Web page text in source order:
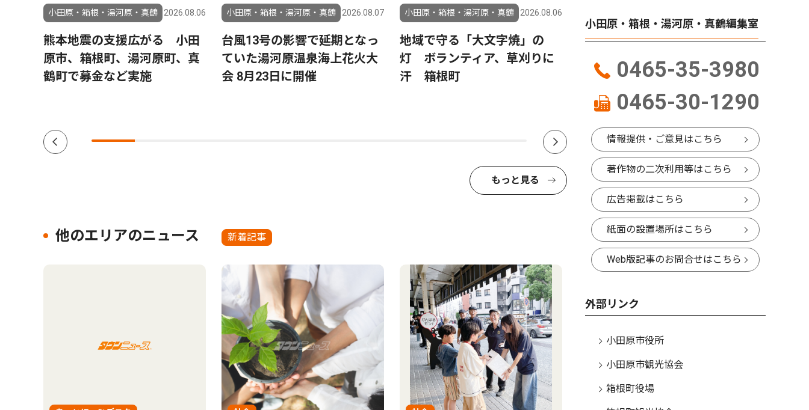
小田原・箱根・湯河原・真鶴 2026.08.06
熊本地震の支援広がる 小田
原市、箱根町、湯河原町、真
鶴町で募金など実施
小田原・箱根・湯河原・真鶴 2026.08.07
台風13号の影響で延期となっ
ていた湯河原温泉海上花火大
会 8月23日に開催
小田原・箱根・湯河原・真鶴 2026.08.06
地域で守る「大文字焼」の
灯 ボランティア、草刈りに
汗 箱根町
小田原市 全小中学校を一貫
校へ 2031年度から順次再編
自宅便
トイレ
日５回分
もっと見る
他のエリアのニュース 新着記事
小田原・箱根・湯河原・真鶴編集室
0465-35-3980
0465-30-1290
情報提供・ご意見はこちら
著作物の二次利用等はこちら
広告掲載はこちら
紙面の設置場所はこちら
Web版記事のお問合せはこちら
外部リンク
小田原市役所
小田原市観光協会
箱根町役場